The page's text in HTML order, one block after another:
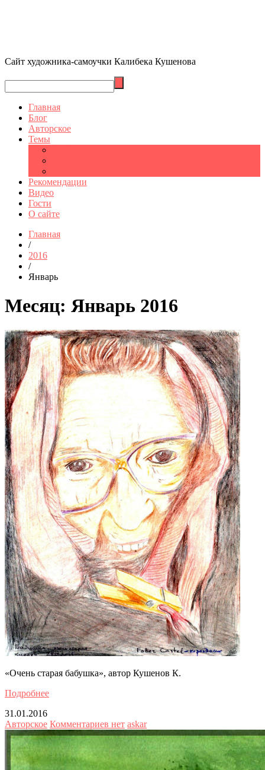
Сайт художника-самоучки Калибека Кушенова
Главная
Блог
Авторское
Темы
Рекомендации
Видео
Гости
О сайте
Главная
/
2016
/
Январь
Месяц: Январь 2016
«Очень старая бабушка», автор Кушенов К.
Подробнее
31.01.2016
Авторское Комментариев нет askar